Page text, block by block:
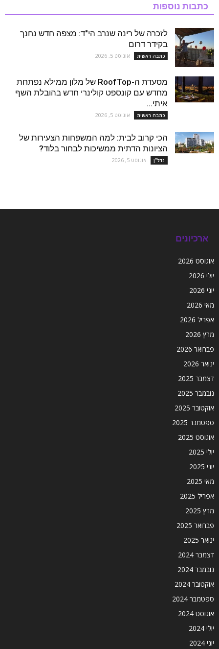
כתבות נוספות
לזכרה של רינה שנרב הי"ד: מצפה חדש נחנך
בקידר דרום
כתבה ראשית אוגוסט 5, 2026
מסעדת ה-RoofTop של מלון ממילא נפתחת
מחדש עם קונספט קולינרי חדש בהובלת השף
איתי...
כתבה ראשית אוגוסט 5, 2026
הכי קרוב לבית: למה המשפחות הצעירות של
הציונות הדתית ממשיכות לבחור בלוד?
נדל''ן אוגוסט 5, 2026
ארכיונים
אוגוסט 2026
יולי 2026
יוני 2026
מאי 2026
אפריל 2026
מרץ 2026
פברואר 2026
ינואר 2026
דצמבר 2025
נובמבר 2025
אוקטובר 2025
ספטמבר 2025
אוגוסט 2025
יולי 2025
יוני 2025
מאי 2025
אפריל 2025
מרץ 2025
פברואר 2025
ינואר 2025
דצמבר 2024
נובמבר 2024
אוקטובר 2024
ספטמבר 2024
אוגוסט 2024
יולי 2024
יוני 2024